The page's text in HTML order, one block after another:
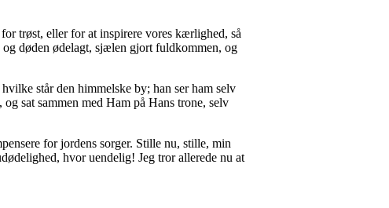
trøst, eller for at inspirere vores kærlighed, så
døden ødelagt, sjælen gjort fuldkommen, og
står den himmelske by; han ser ham selv
sat sammen med Ham på Hans trone, selv
for jordens sorger. Stille nu, stille, min
hvor uendelig! Jeg tror allerede nu at